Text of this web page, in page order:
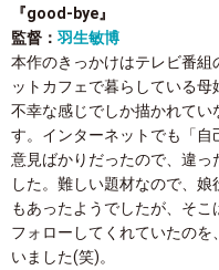
『good-bye』
監督： 羽生敏博
本作のきっかけはテレビ番
ットカフェで暮らしている
不幸な感じでしか描かれて
す。インターネットでも「自
意見ばかりだったので、違っ
した。難しい題材なので、
もあったようでしたが、そ
フォローしてくれていたの
いました(笑)。